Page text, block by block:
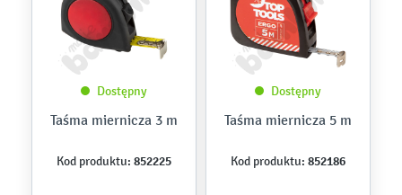
Dostępny
Taśma miernicza 3 m
Kod produktu: 852225
Dostępny
Taśma miernicza 5 m
Kod produktu: 852186